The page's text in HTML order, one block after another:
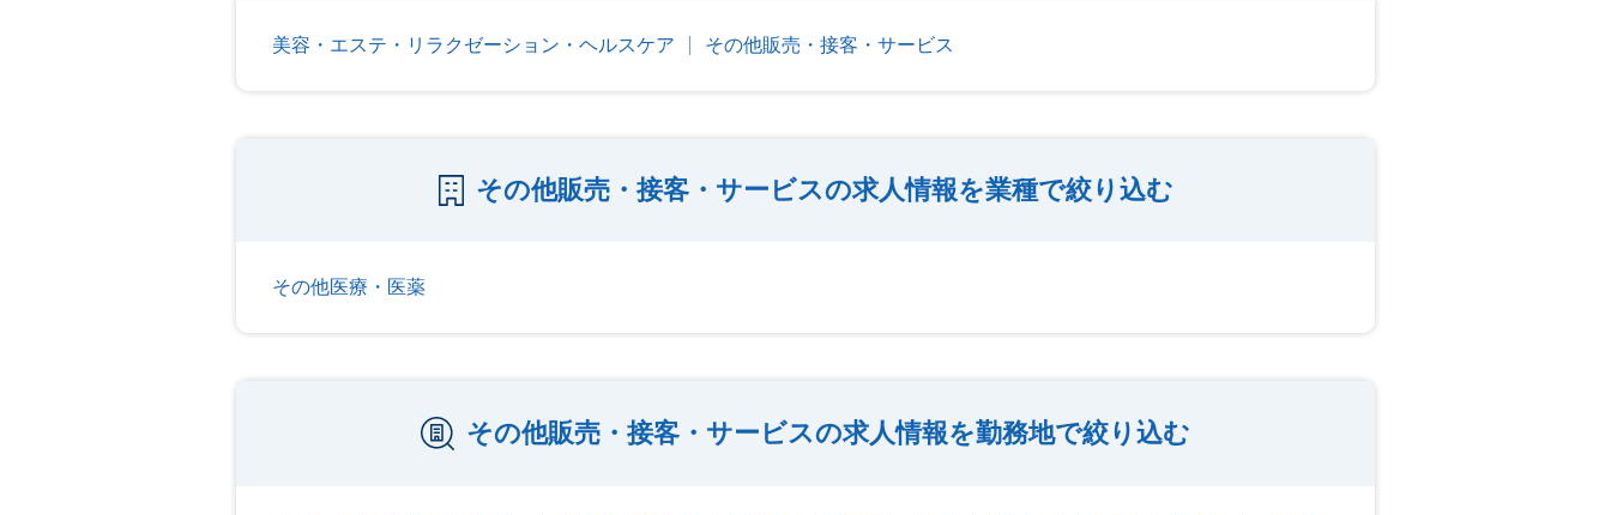
美容・エステ・リラクゼーション・ヘルスケア その他販売・接客・サービス
その他販売・接客・サービスの求人情報を業種で絞り込む
その他医療・医薬
その他販売・接客・サービスの求人情報を勤務地で絞り込む